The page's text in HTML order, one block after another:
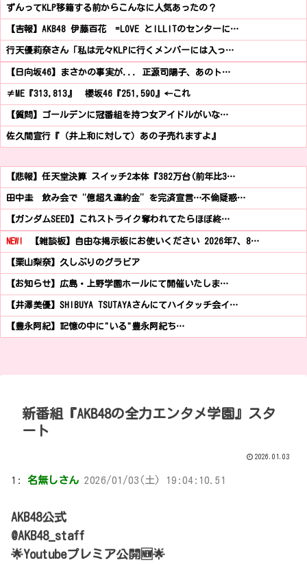
ずんってKLP移籍する前からこんなに人気あったの？
【吉報】AKB48 伊藤百花 =LOVE とILLITのセンターに…
行天優莉奈さん「私は元々KLPに行くメンバーには入っ…
【日向坂46】まさかの事実が... 正源司陽子、あのト…
≠ME『313,813』 櫻坂46『251,590』←これ
【質問】ゴールデンに冠番組を持つ女アイドルがいな…
佐久間宣行『（井上和に対して）あの子売れますよ』
【悲報】任天堂決算 スイッチ2本体『382万台(前年比3…
田中圭 飲み会で“億超え違約金”を完済宣言…不倫疑惑…
【ガンダムSEED】これストライク奪われてたらほぼ終…
NEW! 【雑談板】自由な掲示板にお使いください 2026年7、8…
【栗山梨奈】久しぶりのグラビア
【お知らせ】広島・上野学園ホールにて開催いたしま…
【井澤美優】SHIBUYA TSUTAYAさんにてハイタッチ会イ…
【豊永阿紀】記憶の中に"いる"豊永阿紀ち…
新番組『AKB48の全力エンタメ学園』スタ
ート
2026.01.03
1: 名無しさん 2026/01/03(土) 19:04:10.51
AKB48公式
@AKB48_staff
🌟Youtubeプレミア公開🆕🌟